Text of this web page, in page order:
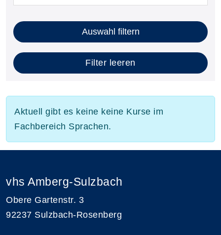
Auswahl filtern
Filter leeren
Aktuell gibt es keine keine Kurse im
Fachbereich Sprachen.
vhs Amberg-Sulzbach
Obere Gartenstr. 3
92237 Sulzbach-Rosenberg